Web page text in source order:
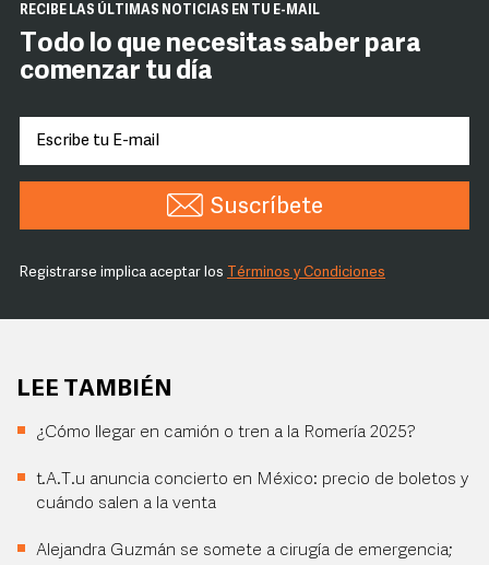
RECIBE LAS ÚLTIMAS NOTICIAS EN TU E-MAIL
Todo lo que necesitas saber para
comenzar tu día
Suscríbete
Registrarse implica aceptar los Términos y Condiciones
LEE TAMBIÉN
¿Cómo llegar en camión o tren a la Romería 2025?
t.A.T.u anuncia concierto en México: precio de boletos y
cuándo salen a la venta
Alejandra Guzmán se somete a cirugía de emergencia;